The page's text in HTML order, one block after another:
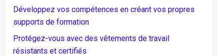
Développez vos compétences en créant vos propres
supports de formation
Protégez-vous avec des vêtements de travail
résistants et certifiés